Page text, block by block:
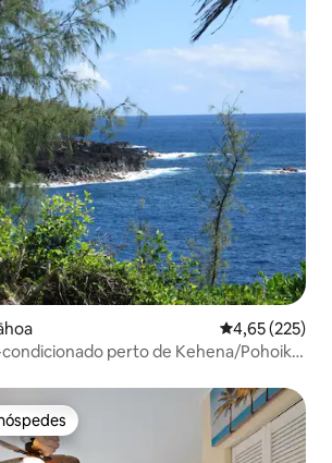
4,65 de uma
4,65 (225)
perto de Kehena/Pohoiki
preferidos dos hóspedes